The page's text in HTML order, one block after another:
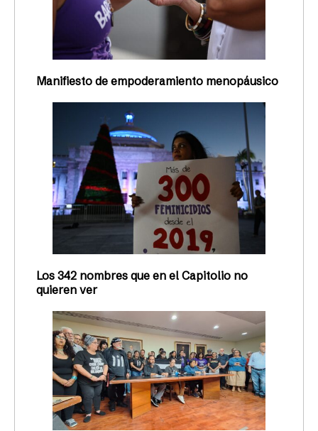
Manifiesto de empoderamiento menopáusico
Los 342 nombres que en el Capitolio no
quieren ver